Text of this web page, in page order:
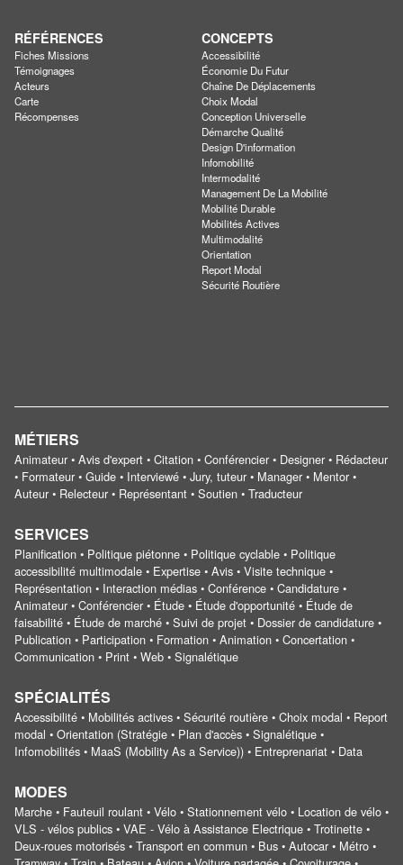
RÉFÉRENCES
Fiches Missions
Témoignages
Acteurs
Carte
Récompenses
CONCEPTS
Accessibilité
Économie Du Futur
Chaîne De Déplacements
Choix Modal
Conception Universelle
Démarche Qualité
Design D'information
Infomobilité
Intermodalité
Management De La Mobilité
Mobilité Durable
Mobilités Actives
Multimodalité
Orientation
Report Modal
Sécurité Routière
MÉTIERS
Animateur • Avis d'expert • Citation • Conférencier • Designer • Rédacteur
• Formateur • Guide • Interviewé • Jury, tuteur • Manager • Mentor •
Auteur • Relecteur • Représentant • Soutien • Traducteur
SERVICES
Planification • Politique piétonne • Politique cyclable • Politique
accessibilité multimodale • Expertise • Avis • Visite technique •
Représentation • Interaction médias • Conférence • Candidature •
Animateur • Conférencier • Étude • Étude d'opportunité • Étude de
faisabilité • Étude de marché • Suivi de projet • Dossier de candidature •
Publication • Participation • Formation • Animation • Concertation •
Communication • Print • Web • Signalétique
SPÉCIALITÉS
Accessibilité • Mobilités actives • Sécurité routière • Choix modal • Report
modal • Orientation (Stratégie • Plan d'accès • Signalétique •
Infomobilités • MaaS (Mobility As a Service)) • Entreprenariat • Data
MODES
Marche • Fauteuil roulant • Vélo • Stationnement vélo • Location de vélo •
VLS - vélos publics • VAE - Vélo à Assistance Electrique • Trotinette •
Deux-roues motorisés • Transport en commun • Bus • Autocar • Métro •